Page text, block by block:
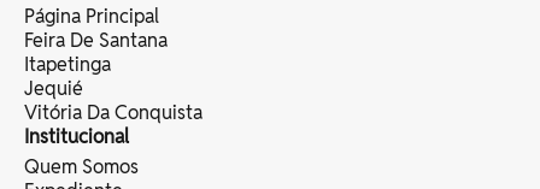
Página Principal
Feira De Santana
Itapetinga
Jequié
Vitória Da Conquista
Institucional
Quem Somos